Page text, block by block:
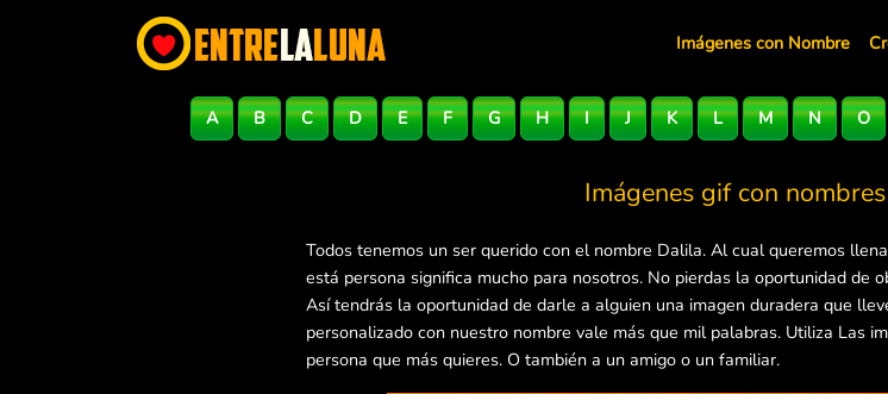
Imágenes con Nombre
A B C D E F G H I J K L M N O
Imágenes gif con
Todos tenemos un ser querido con el nombre Dalila. Al cual queremos
está persona significa mucho para nosotros. No pierdas la oportunidad de
Así tendrás la oportunidad de darle a alguien una imagen duradera que
personalizado con nuestro nombre vale más que mil palabras. Utiliza Las
persona que más quieres. O también a un amigo o un familiar.